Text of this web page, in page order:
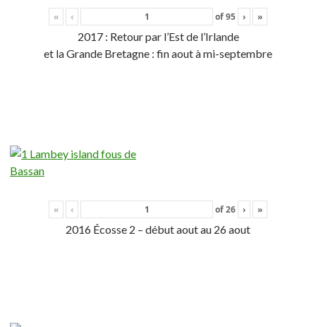
« ‹ of95 › »
2017 : Retour par l’Est de l’Irlande
et la Grande Bretagne : fin aout à mi-septembre
« ‹ of26 › »
2016 Écosse 2 – début aout au 26 aout